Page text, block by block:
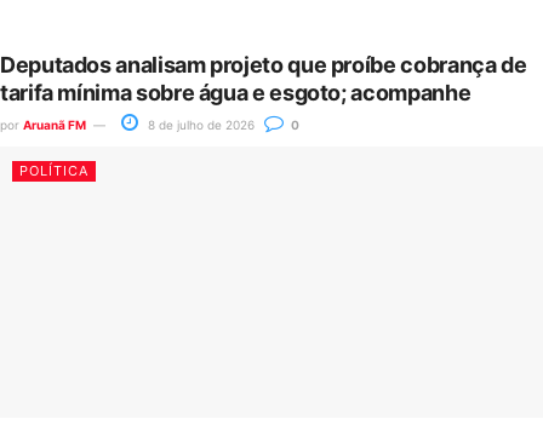
Deputados analisam projeto que proíbe cobrança de
tarifa mínima sobre água e esgoto; acompanhe
por Aruanã FM 8 de julho de 2026 0
POLÍTICA